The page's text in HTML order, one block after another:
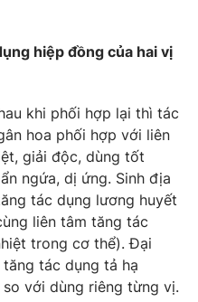
video
động sản
lòng Việt
mình bằng AI
hiệp đồng của hai vị
khi phối hợp lại thì tác
hoa phối hợp với liên
giải độc, dùng tốt
ngứa, dị ứng. Sinh địa
tác dụng lương huyết
liên tâm tăng tác
trong cơ thể). Đại
tác dụng tả hạ
với dùng riêng từng vị.